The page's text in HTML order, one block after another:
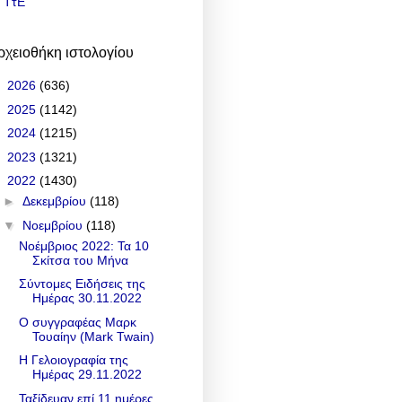
ιστολογίου
2026 (636)
2025 (1142)
2024 (1215)
2023 (1321)
2022 (1430)
► Δεκεμβρίου (118)
▼ Νοεμβρίου (118)
Νοέμβριος 2022: Τα 10
Σκίτσα του Μήνα
Σύντομες Ειδήσεις της
Ημέρας 30.11.2022
Ο συγγραφέας Μαρκ
Τουαίην (Mark Twain)
Η Γελοιογραφία της
Ημέρας 29.11.2022
Ταξίδευαν επί 11 ημέρες